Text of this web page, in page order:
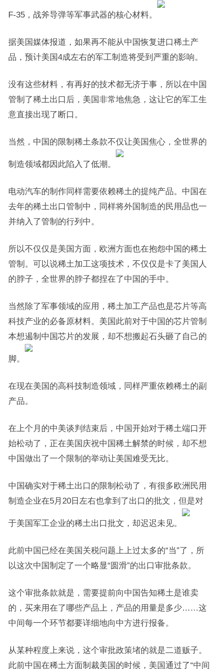
F-35，战斧导弹等军事武器的核心材料。
据美国媒体报道，如果再不能从中国恢复进口稀土产
品，预计美国4成左右的军工制造将受到严重的影响。
没有这些材料，有再好的技术都无济于事，所以在中国
管制了稀土出口后，美国非常地焦急，这让它的军工生
意直接出现了断口。
当然，中国的限制稀土条款不仅让美国焦心，全世界的
制造领域都因此陷入了低潮。
电动汽车的制作同样需要依赖稀土的提纯产品。中国在
去年的稀土出口管制中，同样将外国制造的民用品也一
并纳入了管制的行列中。
所以不仅仅是美国方面，欧洲方面也在抱怨中国的稀土
管制。可以说稀土加工这项技术，不仅仅是卡了美国人
的脖子，全世界的脖子都捏在了中国的手中。
当然除了军事领域的应用，稀土加工产品也是芯片等高
科技产业的必备原材料。美国此前对于中国的芯片管制
本想遏制中国芯片的发展，却不想搬起石头砸了自己的
脚。
在现在美国的高科技制造领域，同样严重依赖稀土的副
产品。
在上个月的中美谈判结束后，中国开始对于稀土端口开
始松动了，正在美国庆祝中国稀土解禁的时候，却不想
中国做出了一个限制的举动让美国难受无比。
中国确实对于稀土出口的限制松动了，有很多欧洲民用
制造企业在5月20日左右也拿到了出口的批文，但是对
于美国军工企业的稀土出口批文，却迟迟未见。
此前中国已经在美国关税问题上上过太多的“当”了，所
以这次中国制定了一个略显“圆滑”的出口审批条款。
这个审批条款就是，需要提前向中国告知稀土是谁卖
的，买来用在了哪些产品上，产品的用量是多少……这
中间每一个环节都要详细地向中方进行报备。
从某种程度上来说，这个审批政策堵的就是二道贩子。
此前中国在稀土方面制裁美国的时候，美国通过了“中间